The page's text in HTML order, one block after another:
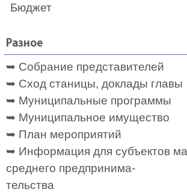
Бюджет
Разное
➥ Собрание представителей
➥ Сход станицы, доклады главы
➥ Муниципальные программы
➥ Муниципальное имущество
➥ План мероприятий
➥ Информация для субъектов
среднего предпринима-
тельства